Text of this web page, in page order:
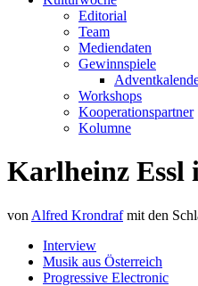
Editorial
Team
Mediendaten
Gewinnspiele
Workshops
Kooperationspartner
Kolumne
Karlheinz Essl
von Alfred Krondraf mit den
Interview
Musik aus Österreich
Progressive Electronic